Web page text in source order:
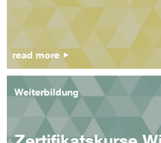
read more
Weiterbildung